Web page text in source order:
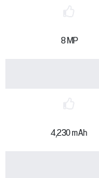
8 MP
4,230 mAh